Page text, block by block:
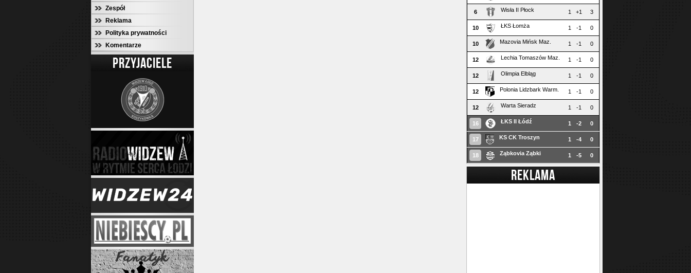
Zespół
Reklama
Polityka prywatności
Komentarze
PRZYJACIELE
6 Wisła II Płock 1 +1 3
10 ŁKS Łomża 1 -1 0
10 Mazovia Mińsk Maz. 1 -1 0
12 Lechia Tomaszów Maz. 1 -1 0
12 Olimpia Elbląg 1 -1 0
12 Polonia Lidzbark Warm. 1 -1 0
12 Warta Sieradz 1 -1 0
16 ŁKS II Łódź 1 -2 0
17 KS CK Troszyn 1 -4 0
18 Ząbkovia Ząbki 1 -5 0
REKLAMA